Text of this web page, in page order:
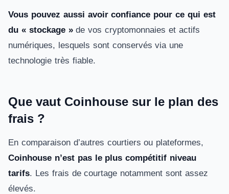
Vous pouvez aussi avoir confiance pour ce qui est
du « stockage »de vos cryptomonnaies et actifs
numériques, lesquels sont conservés via une
technologie très fiable.
Que vaut Coinhouse sur le plan des
frais ?
En comparaison d’autres courtiers ou plateformes,
Coinhouse n’est pas le plus compétitif niveau
tarifs. Les frais de courtage notamment sont assez
élevés.